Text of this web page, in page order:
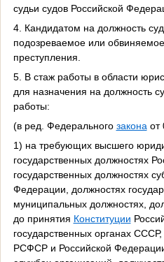
судьи судов Российской
4. Кандидатом на должность
подозреваемое или
преступления.
5. В стаж работы в области
для назначения на должность
работы:
(в ред. Федерального закона от
1) на требующих высшего
государственных должностях
государственных должностях
Федерации, должностях
муниципальных должностях,
до принятия Конституции
государственных органах
РСФСР и Российской